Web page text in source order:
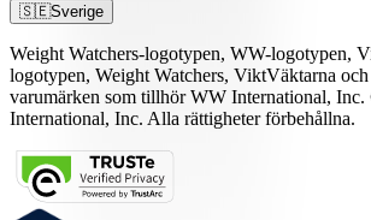
🇸🇪Sverige
Weight Watchers-logotypen, WW-logotypen,
logotypen, Weight Watchers, ViktVäktarna
varumärken som tillhör WW International,
International, Inc. Alla rättigheter förbehållna.